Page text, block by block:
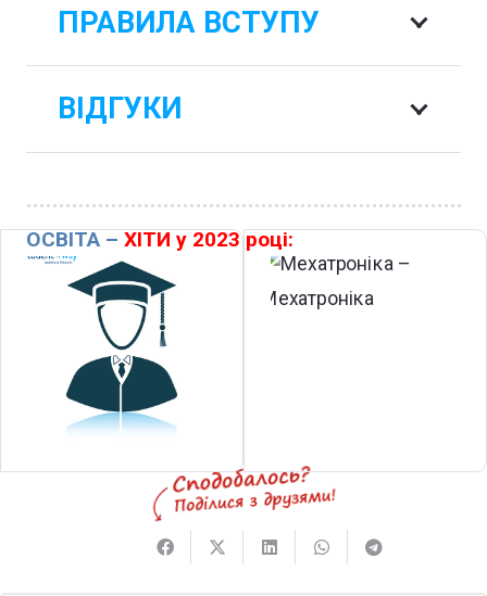
ПРАВИЛА ВСТУПУ
ВІДГУКИ
ОСВІТА –ХІТИ у 2023 році: